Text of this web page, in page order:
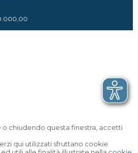
o chiudendo questa finestra, accetti
qui utilizzati sfruttano cookie